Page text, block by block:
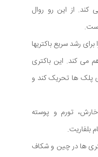
کند. از این رو روال
رشد سریع باکتریها
می کند. این باکتری
پلک ها تحریک کند و
تورم و پوسته
بلفاریت.
ها در چین و شکاف